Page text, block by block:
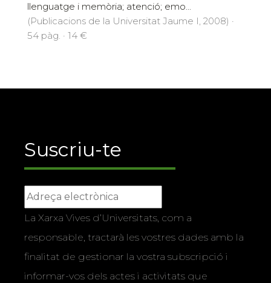
llenguatge i memòria; atenció; emo...
(Publicacions de la Universitat Jaume I, 2008) ·
54 pàg. · 14 €
Suscriu-te
La Xarxa Vives d’Universitats, com a
responsable, tractarà les vostres dades amb la
finalitat de gestionar la vostra subscripció i
informar-vos dels actes i activitats que